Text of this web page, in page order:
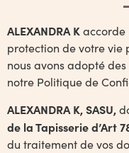
ALEXANDRA K accorde
protection de votre vie
nous avons adopté
notre Politique de
ALEXANDRA K, SASU,
de la Tapisserie d’Art
du traitement de vos